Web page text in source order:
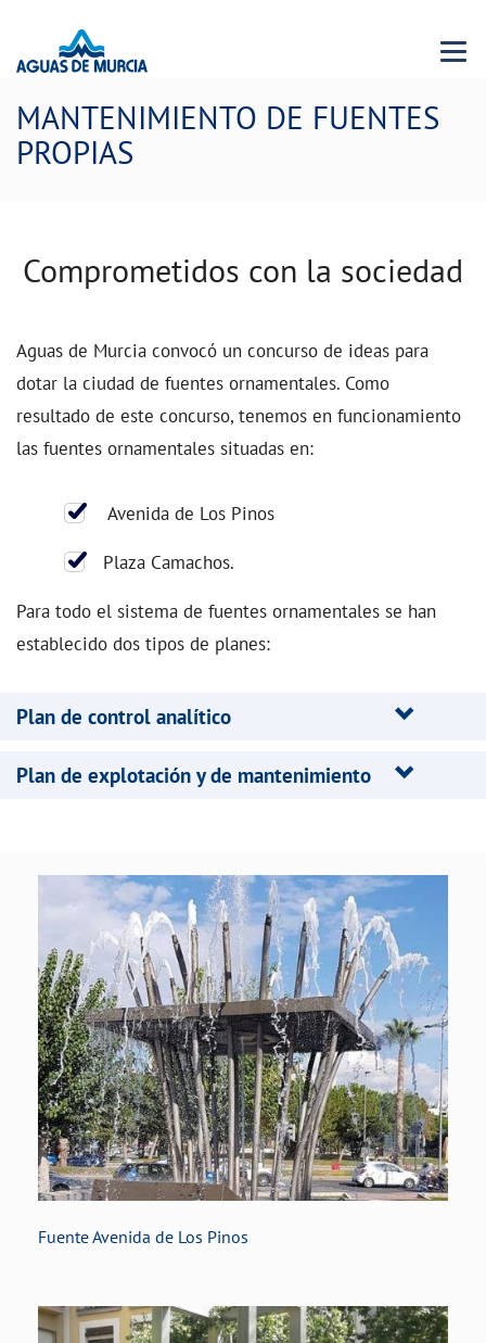
Menu
MANTENIMIENTO DE FUENTES
PROPIAS
Comprometidos con la sociedad
Aguas de Murcia convocó un concurso de ideas para
dotar la ciudad de fuentes ornamentales. Como
resultado de este concurso, tenemos en funcionamiento
las fuentes ornamentales situadas en:
Avenida de Los Pinos
Plaza Camachos.
Para todo el sistema de fuentes ornamentales se han
establecido dos tipos de planes:
Plan de control analítico
Plan de explotación y de mantenimiento
Fuente Avenida de Los Pinos